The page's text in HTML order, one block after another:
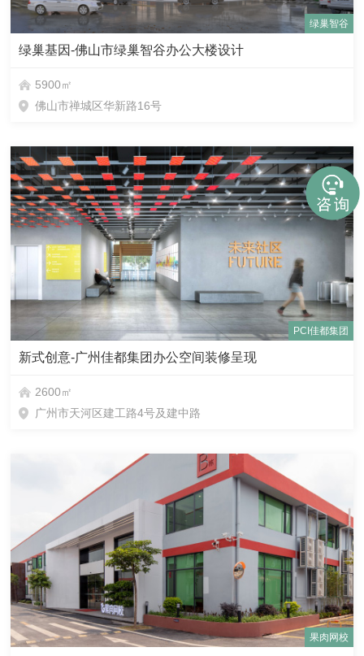
绿巢智谷
绿巢基因-佛山市绿巢智谷办公大楼设计
5900㎡
佛山市禅城区华新路16号
PCI佳都集团
新式创意-广州佳都集团办公空间装修呈现
2600㎡
广州市天河区建工路4号及建中路
果肉网校